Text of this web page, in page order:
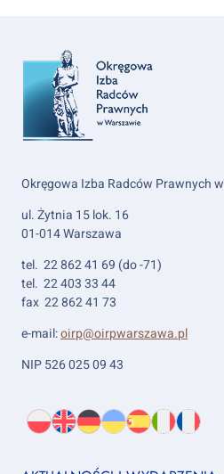
Okręgowa Izba Radców Prawnych
ul. Żytnia 15 lok. 16
01-014 Warszawa
tel. 22 862 41 69 (do -71)
tel. 22 403 33 44
fax 22 862 41 73
e-mail:oirp@oirpwarszawa.pl
NIP 526 025 09 43
Wybierz
język:
PL
O
EN
About
DE
About
UK
About
ES
About
IT
About
FR
About